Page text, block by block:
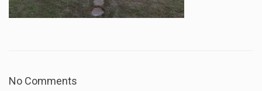
No Comments